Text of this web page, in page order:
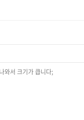
와서 크기가 큽니다;